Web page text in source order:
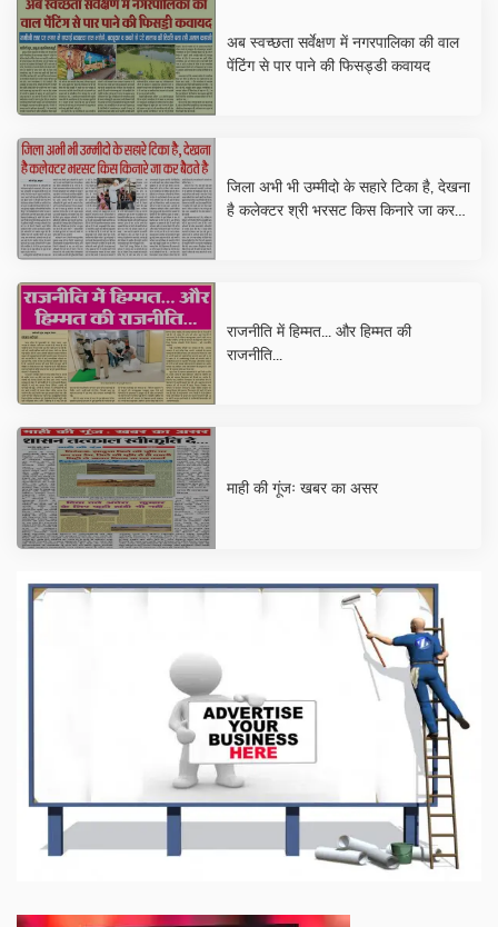
अब स्वच्छता सर्वेक्षण में नगरपालिका की वाल
पेंटिंग से पार पाने की फिसड्डी कवायद
जिला अभी भी उम्मीदो के सहारे टिका है, देखना
है कलेक्टर श्री भरसट किस किनारे जा कर
राजनीति में हिम्मत... और हिम्मत की
राजनीति...
माही की गूंजः खबर का असर